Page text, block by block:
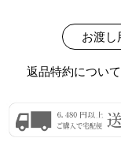
お渡し
返品特約について